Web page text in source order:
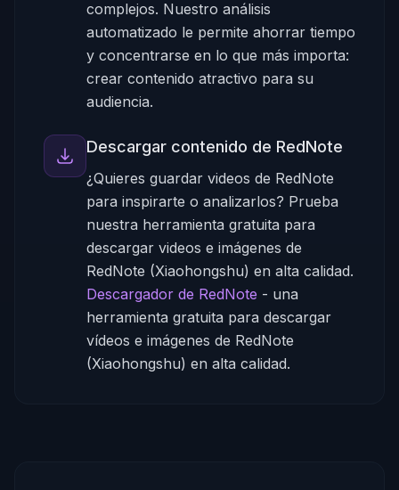
complejos. Nuestro análisis
automatizado le permite ahorrar tiempo
y concentrarse en lo que más importa:
crear contenido atractivo para su
audiencia.
Descargar contenido de RedNote
¿Quieres guardar videos de RedNote
para inspirarte o analizarlos? Prueba
nuestra herramienta gratuita para
descargar videos e imágenes de
RedNote (Xiaohongshu) en alta calidad.
Descargador de RedNote - una
herramienta gratuita para descargar
vídeos e imágenes de RedNote
(Xiaohongshu) en alta calidad.